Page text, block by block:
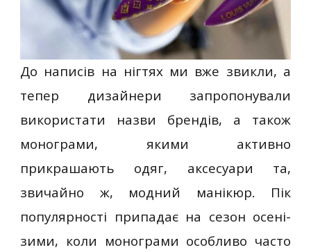
До написів на нігтях ми вже звикли, а
тепер дизайнери запропонували
використати назви брендів, а також
монограми, якими активно
прикрашають одяг, аксесуари та,
звичайно ж, модний манікюр. Пік
популярності припадає на сезон осені-
зими, коли монограми особливо часто